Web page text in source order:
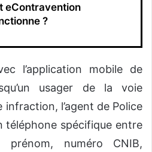
eContravention
?
l’application mobile de
usager de la voie
l’agent de Police
téléphone spécifique entre
prénom, numéro CNIB,